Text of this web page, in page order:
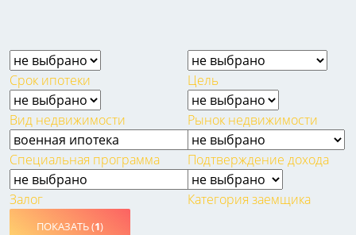
Срок ипотеки Цель
Вид недвижимости Рынок недвижимости
Специальная программа Подтверждение дохода
Залог Категория заемщика
ПОКАЗАТЬ (1)